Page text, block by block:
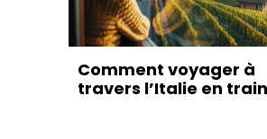
Comment voyager à
travers l’Italie en